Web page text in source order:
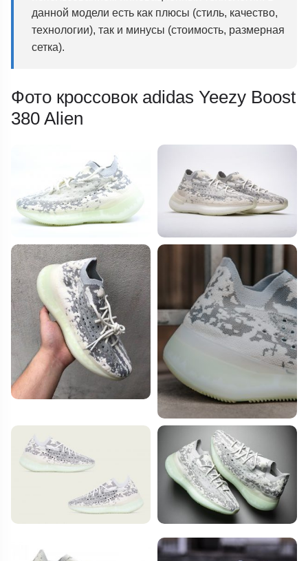
данной модели есть как плюсы (стиль, качество,
технологии), так и минусы (стоимость, размерная
сетка).
Фото кроссовок adidas Yeezy Boost
380 Alien